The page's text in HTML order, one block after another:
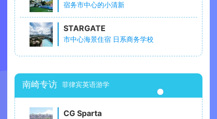
宿务市中心的小清新
STARGATE
市中心海景住宿 日系商务学校
南崎专访 菲律宾英语游学
CG Sparta